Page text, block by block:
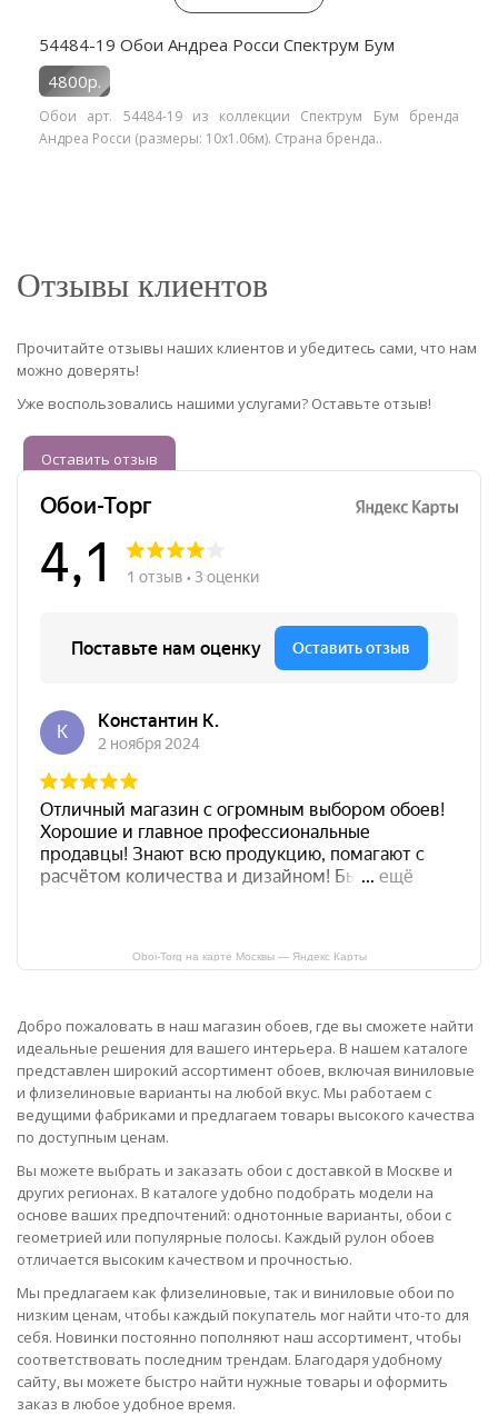
54484-19 Обои Андреа Росси Спектрум Бум
4800р.
Обои арт. 54484-19 из коллекции Спектрум Бум бренда
Андреа Росси (размеры: 10х1.06м). Страна бренда..
Отзывы клиентов
Прочитайте отзывы наших клиентов и убедитесь сами, что нам
можно доверять!
Уже воспользовались нашими услугами? Оставьте отзыв!
Оставить отзыв
Oboi-Torg на карте Москвы — Яндекс Карты
Добро пожаловать в наш магазин обоев, где вы сможете найти
идеальные решения для вашего интерьера. В нашем каталоге
представлен широкий ассортимент обоев, включая виниловые
и флизелиновые варианты на любой вкус. Мы работаем с
ведущими фабриками и предлагаем товары высокого качества
по доступным ценам.
Вы можете выбрать и заказать обои с доставкой в Москве и
других регионах. В каталоге удобно подобрать модели на
основе ваших предпочтений: однотонные варианты, обои с
геометрией или популярные полосы. Каждый рулон обоев
отличается высоким качеством и прочностью.
Мы предлагаем как флизелиновые, так и виниловые обои по
низким ценам, чтобы каждый покупатель мог найти что-то для
себя. Новинки постоянно пополняют наш ассортимент, чтобы
соответствовать последним трендам. Благодаря удобному
сайту, вы можете быстро найти нужные товары и оформить
заказ в любое удобное время.